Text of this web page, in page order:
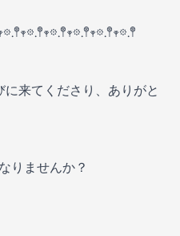
来てくださり、ありがと
りませんか？